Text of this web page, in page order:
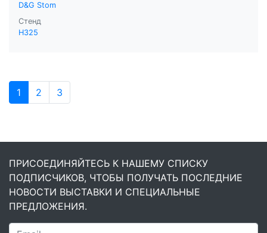
D&G Stom
Стенд
H325
1 2 3
ПРИСОЕДИНЯЙТЕСЬ К НАШЕМУ СПИСКУ
ПОДПИСЧИКОВ, ЧТОБЫ ПОЛУЧАТЬ ПОСЛЕДНИЕ
НОВОСТИ ВЫСТАВКИ И СПЕЦИАЛЬНЫЕ
ПРЕДЛОЖЕНИЯ.